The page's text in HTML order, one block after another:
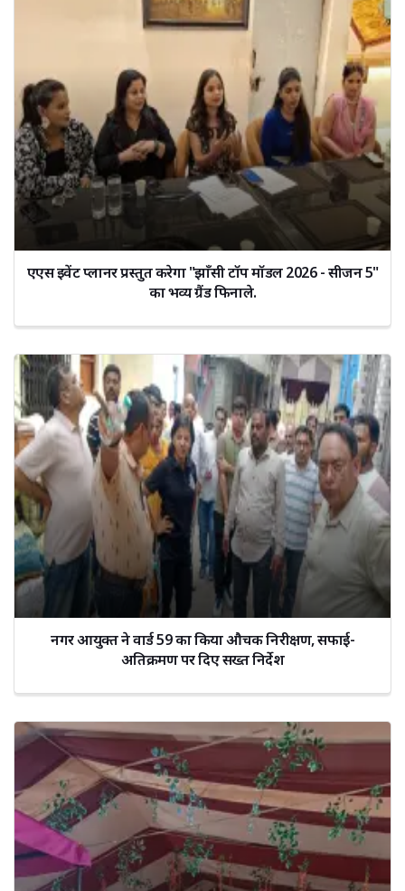
एएस इवेंट प्लानर प्रस्तुत करेगा "झाँसी टॉप मॉडल 2026 - सीजन 5"
का भव्य ग्रैंड फिनाले.
नगर आयुक्त ने वार्ड 59 का किया औचक निरीक्षण, सफाई-
अतिक्रमण पर दिए सख्त निर्देश